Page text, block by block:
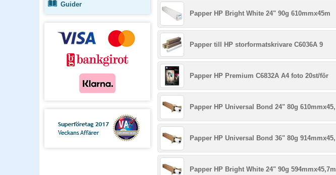
Guider
Papper HP Bright White 24" 90g 610mmx45m
Papper till HP storformatskrivare C6036A 9
Papper HP Premium C6832A A4 foto 20st/för
Papper HP Universal Bond 24" 80g 610mmx45,
Papper HP Universal Bond 36" 80g 914mmx45,
Papper HP Bright White 24" 90g 594mmx45,7m